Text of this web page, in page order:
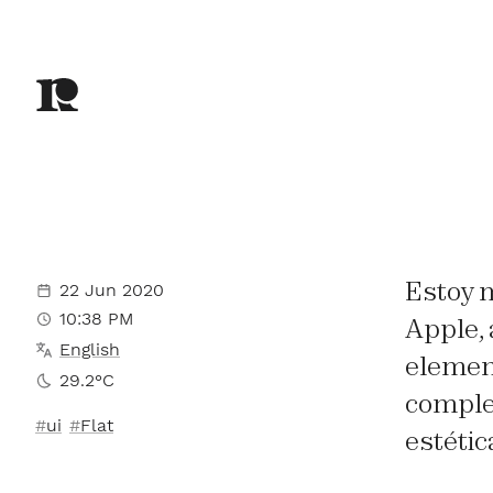
22 Jun 2020
Estoy
Apple,
10:38 PM
English
29.2°C
ui Flat